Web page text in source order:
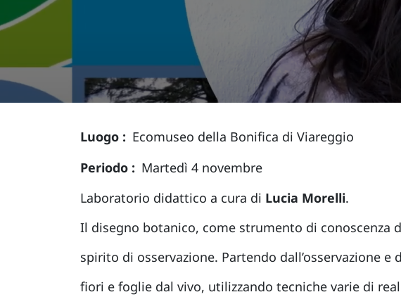
Luogo
Ecomuseo della Bonifica di Viareggio
Periodo
Martedì 4 novembre
Laboratorio didattico a cura di Lucia Morelli.
Il disegno botanico, come strumento di conoscenza
spirito di osservazione. Partendo dall’osservazione
fiori e foglie dal vivo, utilizzando tecniche varie di